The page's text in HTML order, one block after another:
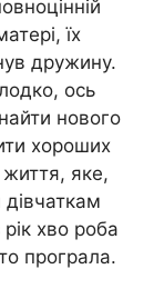
їх
дружину.
ось
нового
хороших
життя, яке,
хво роба
програла.